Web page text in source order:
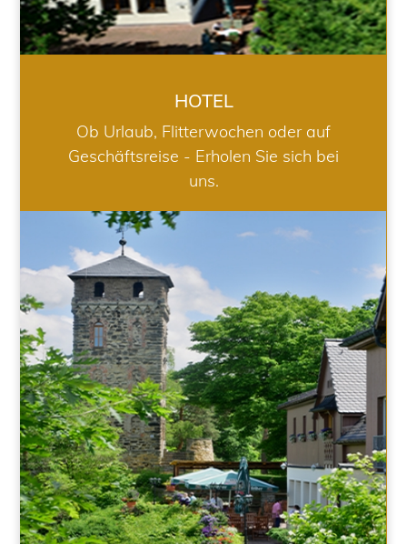
HOTEL
Ob Urlaub, Flitterwochen oder auf
Geschäftsreise - Erholen Sie sich bei
uns.
RESTAURANT